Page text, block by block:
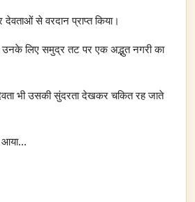
से वरदान प्राप्त किया।
ने उनके लिए समुद्र तट पर एक अद्भुत नगरी का
भी उसकी सुंदरता देखकर चकित रह जाते
आया…